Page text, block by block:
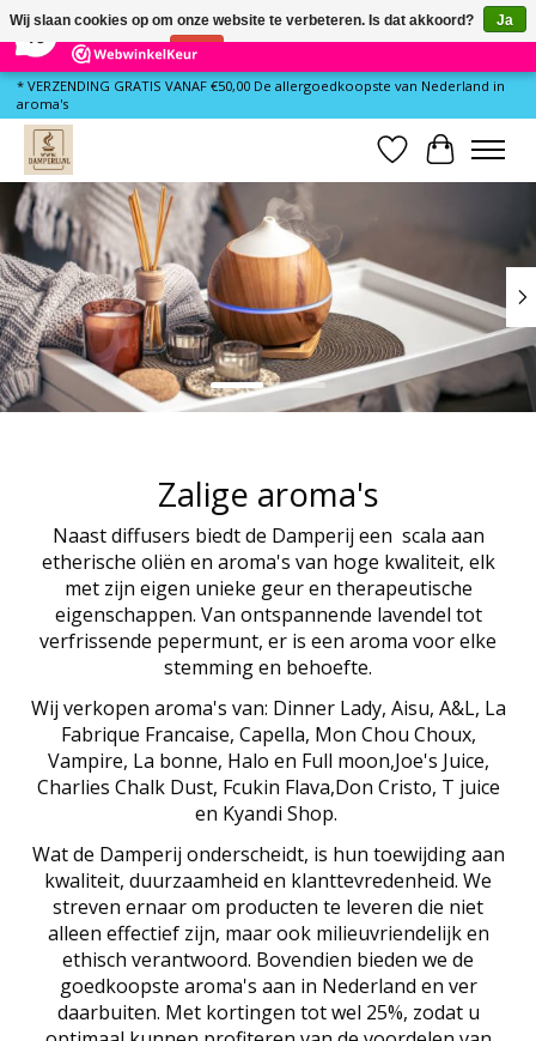
79 Reviews ×
* VERZENDING GRATIS VANAF €50,00 De allergoedkoopste van Nederland in
aroma's
Verlanglijst
Hero slideshow items
Zalige aroma's
Naast diffusers biedt de Damperij een scala aan
etherische oliën en aroma's van hoge kwaliteit, elk
met zijn eigen unieke geur en therapeutische
eigenschappen. Van ontspannende lavendel tot
verfrissende pepermunt, er is een aroma voor elke
stemming en behoefte.
Wij verkopen aroma's van: Dinner Lady, Aisu, A&L, La
Fabrique Francaise, Capella, Mon Chou Choux,
Vampire, La bonne, Halo en Full moon,Joe's Juice,
Charlies Chalk Dust, Fcukin Flava,Don Cristo, T juice
en Kyandi Shop.
Wat de Damperij onderscheidt, is hun toewijding aan
kwaliteit, duurzaamheid en klanttevredenheid. We
streven ernaar om producten te leveren die niet
alleen effectief zijn, maar ook milieuvriendelijk en
ethisch verantwoord. Bovendien bieden we de
goedkoopste aroma's aan in Nederland en ver
daarbuiten. Met kortingen tot wel 25%, zodat u
Wij slaan cookies op om onze website te verbeteren. Is dat akkoord?
Ja
Nee